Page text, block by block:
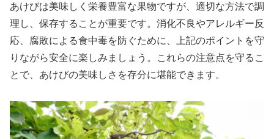
あけびは美味しく栄養豊富な果物ですが、適切な方法で調
理し、保存することが重要です。消化不良やアレルギー反
応、腐敗による食中毒を防ぐために、上記のポイントを守
りながら安全に楽しみましょう。これらの注意点を守るこ
とで、あけびの美味しさを存分に堪能できます。